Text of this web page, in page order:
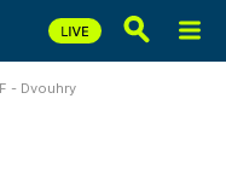
- Dvouhry